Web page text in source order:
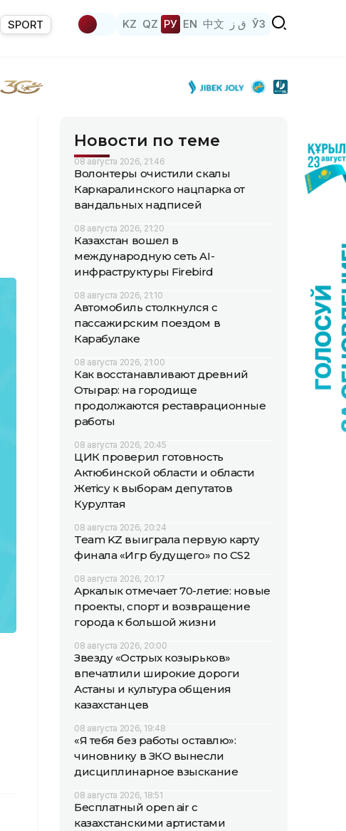
SPORT KZ QZ РУ EN 中文 ق ز ЎЗ
Новости по теме
08 августа 2026, 21:46
Волонтеры очистили скалы
Каркаралинского нацпарка от
вандальных надписей
08 августа 2026, 21:20
Казахстан вошел в
международную сеть AI-
инфраструктуры Firebird
08 августа 2026, 21:10
Автомобиль столкнулся с
пассажирским поездом в
Карабулаке
08 августа 2026, 21:00
Как восстанавливают древний
Отырар: на городище
продолжаются реставрационные
работы
08 августа 2026, 20:45
ЦИК проверил готовность
Актюбинской области и области
Жетісу к выборам депутатов
Курултая
08 августа 2026, 20:24
Team KZ выиграла первую карту
финала «Игр будущего» по CS2
08 августа 2026, 20:17
Аркалык отмечает 70-летие: новые
проекты, спорт и возвращение
города к большой жизни
08 августа 2026, 20:00
Звезду «Острых козырьков»
впечатлили широкие дороги
Астаны и культура общения
казахстанцев
08 августа 2026, 19:48
«Я тебя без работы оставлю»:
чиновнику в ЗКО вынесли
дисциплинарное взыскание
08 августа 2026, 18:51
Бесплатный open air с
казахстанскими артистами